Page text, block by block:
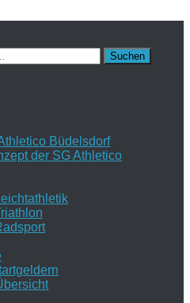
Büdelsdorf
der SG Athletico